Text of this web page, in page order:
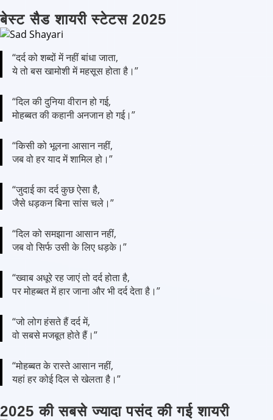
बेस्ट सैड शायरी स्टेटस 2025
“दर्द को शब्दों में नहीं बांधा जाता,
ये तो बस खामोशी में महसूस होता है।”
“दिल की दुनिया वीरान हो गई,
मोहब्बत की कहानी अनजान हो गई।”
“किसी को भूलना आसान नहीं,
जब वो हर याद में शामिल हो।”
“जुदाई का दर्द कुछ ऐसा है,
जैसे धड़कन बिना सांस चले।”
“दिल को समझाना आसान नहीं,
जब वो सिर्फ उसी के लिए धड़के।”
“ख्वाब अधूरे रह जाएं तो दर्द होता है,
पर मोहब्बत में हार जाना और भी दर्द देता है।”
“जो लोग हंसते हैं दर्द में,
वो सबसे मजबूत होते हैं।”
“मोहब्बत के रास्ते आसान नहीं,
यहां हर कोई दिल से खेलता है।”
2025 की सबसे ज्यादा पसंद की गई शायरी